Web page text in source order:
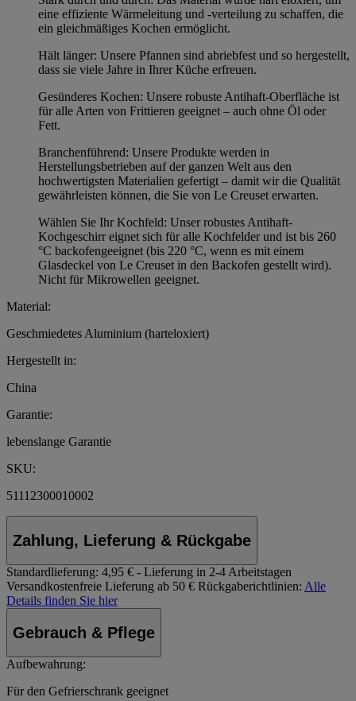
eine effiziente Wärmeleitung und -verteilung zu schaffen, die
ein gleichmäßiges Kochen ermöglicht.
Hält länger: Unsere Pfannen sind abriebfest und so hergestellt,
dass sie viele Jahre in Ihrer Küche erfreuen.
Gesünderes Kochen: Unsere robuste Antihaft-Oberfläche ist
für alle Arten von Frittieren geeignet – auch ohne Öl oder
Fett.
Branchenführend: Unsere Produkte werden in
Herstellungsbetrieben auf der ganzen Welt aus den
hochwertigsten Materialien gefertigt – damit wir die Qualität
gewährleisten können, die Sie von Le Creuset erwarten.
Wählen Sie Ihr Kochfeld: Unser robustes Antihaft-
Kochgeschirr eignet sich für alle Kochfelder und ist bis 260
°C backofengeeignet (bis 220 °C, wenn es mit einem
Glasdeckel von Le Creuset in den Backofen gestellt wird).
Nicht für Mikrowellen geeignet.
Material:
Geschmiedetes Aluminium (harteloxiert)
Hergestellt in:
China
Garantie:
lebenslange Garantie
SKU:
51112300010002
Zahlung, Lieferung & Rückgabe
Standardlieferung: 4,95 € - Lieferung in 2-4 Arbeitstagen
Versandkostenfreie Lieferung ab 50 € Rückgaberichtlinien: Alle
Details finden Sie hier
Gebrauch & Pflege
Aufbewahrung:
Für den Gefrierschrank geeignet